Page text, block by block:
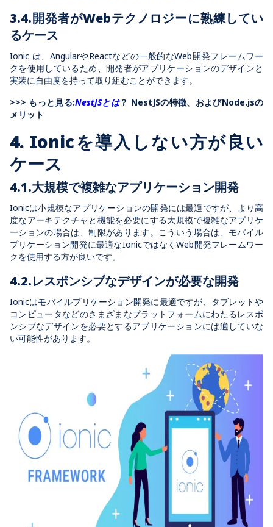
3.4.開発者がWebテクノロジーに熟練してい
るケース
Ionic は、AngularやReactなどの一般的なWeb開発フレームワー
クを使用しているため、開発者がアプリケーションのデザインと
実装に自由度を持って取り組むことができます。
>>> もっと見る:NestJSとは？ NestJSの特徴、およびNode.jsの
メリット
4. Ionicを導入しない方が良い
ケース
4.1.大規模で複雑なアプリケーション開発
Ionicは小規模なアプリケーションの開発には最適ですが、より高
度なアーキテクチャと機能を必要にする大規模で複雑なアプリケ
ーションの場合は、制限があります。こういう場合は、モバイル
プリケーション開発に最適なIonicではなくWeb開発フレームワー
クを使用する方が良いです。
4.2.レスポンシブなデザインが必要な開発
Ionicはモバイルプリケーション開発に最適ですが、タブレットや
コンピュータなどのさまざまなプラットフォームにわたるレスポ
ンシブなデザインを必要とするアプリケーションには適していな
い可能性があります。